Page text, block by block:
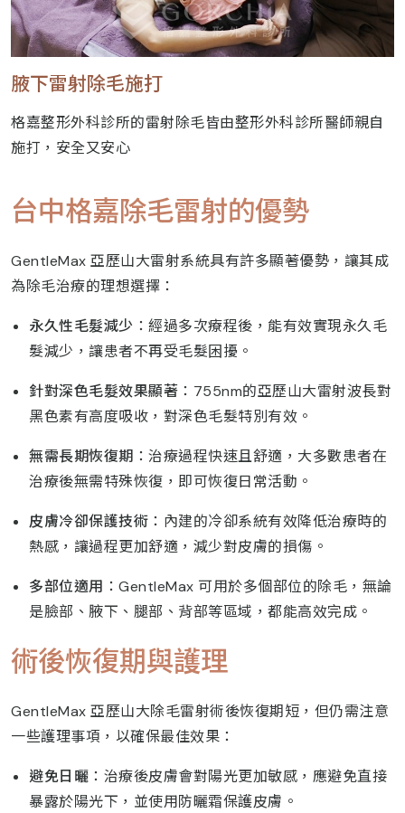
腋下雷射除毛施打
格嘉整形外科診所的雷射除毛皆由整形外科診所醫師親自
施打，安全又安心
台中格嘉除毛雷射的優勢
GentleMax 亞歷山大雷射系統具有許多顯著優勢，讓其成
為除毛治療的理想選擇：
永久性毛髮減少 ：經過多次療程後，能有效實現永久毛
髮減少，讓患者不再受毛髮困擾。
針對深色毛髮效果顯著 ：755nm的亞歷山大雷射波長對
黑色素有高度吸收，對深色毛髮特別有效。
無需長期恢復期 ：治療過程快速且舒適，大多數患者在
治療後無需特殊恢復，即可恢復日常活動。
皮膚冷卻保護技術 ：內建的冷卻系統有效降低治療時的
熱感，讓過程更加舒適，減少對皮膚的損傷。
多部位適用 ：GentleMax 可用於多個部位的除毛，無論
是臉部、腋下、腿部、背部等區域，都能高效完成。
術後恢復期與護理
GentleMax 亞歷山大除毛雷射術後恢復期短，但仍需注意
一些護理事項，以確保最佳效果：
避免日曬 ：治療後皮膚會對陽光更加敏感，應避免直接
暴露於陽光下，並使用防曬霜保護皮膚。